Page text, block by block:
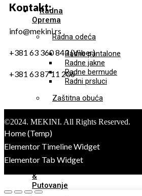
Radna
Oprema
Radna odeća
Radne pantalone
Radne jakne
Radne bermude
Radni prsluci
Zaštitna obuća
Radna obuća
Dodatna radna oprema
&
Putovanje
Kontakt:
info@mekini.rs
+381 63 360 843 (Viber)
+381 63 87 11 206
©2024. MEKINI. All Rights Reserved.
Home (Temp)
Elementor Timeline Widget
Elementor Tab Widget